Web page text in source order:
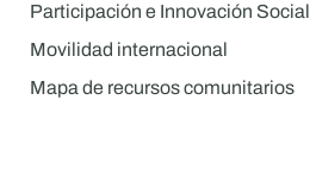
Participación e Innovación Social
Movilidad internacional
Mapa de recursos comunitarios